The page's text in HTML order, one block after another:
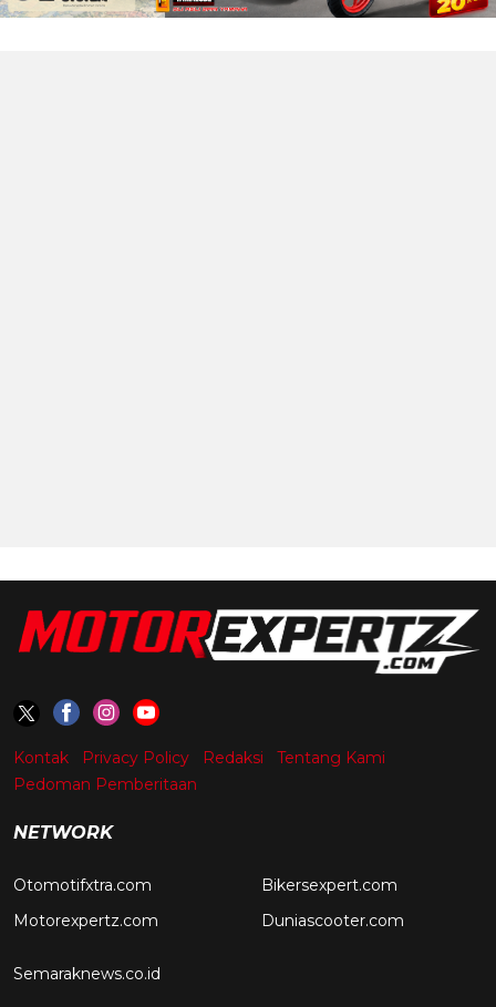
Kontak Privacy Policy Redaksi
Tentang Kami
Pedoman Pemberitaan
NETWORK
Otomotifxtra.com
Motorexpertz.com
Bikersexpert.com
Duniascooter.com
Semaraknews.co.id